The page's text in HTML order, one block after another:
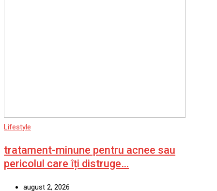
Lifestyle
tratament-minune pentru acnee sau
pericolul care îți distruge…
august 2, 2026